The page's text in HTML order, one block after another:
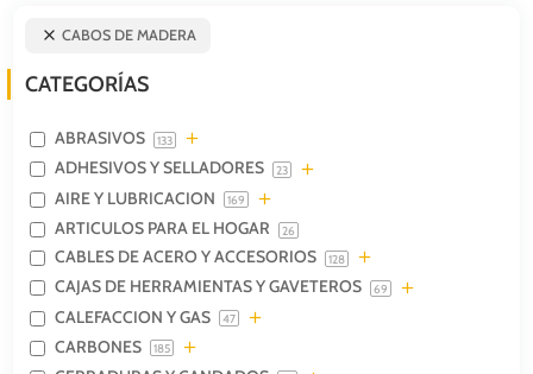
CABOS DE MADERA
CATEGORÍAS
ABRASIVOS 133
ADHESIVOS Y SELLADORES 23
AIRE Y LUBRICACION 169
ARTICULOS PARA EL HOGAR 26
CABLES DE ACERO Y ACCESORIOS 128
CAJAS DE HERRAMIENTAS Y GAVETEROS 69
CALEFACCION Y GAS 47
CARBONES 185